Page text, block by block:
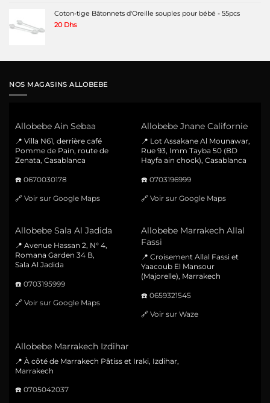
Coton-tige Bâtonnets d'Oreille souples pour bébé - 55pcs
20 Dhs
NOS MAGASINS ALLOBEBE
Allobebe Ain Sebaa
📍 Villa N61, derrière café
Pomme de Pain, route de
Zenata, Casablanca
☎️ 0670030178
🔗 Voir sur Google Maps
Allobebe Jnane Californie
📍 Lot Assakane Al Mounawar,
Rue 93, Imm Tayba 50 (BD
Hayfa ain chock), Casablanca
☎️ 0703196999
🔗 Voir sur Google Maps
Allobebe Sala Al Jadida
📍 Avenue Hassan 2, N° 4,
Romana Garden 34 B,
Sala Al Jadida
☎️ 0703195999
🔗 Voir sur Google Maps
Allobebe Marrakech Allal
Fassi
📍 Croisement Allal Fassi et
Yaacoub El Mansour
(Majorelle), Marrakech
☎️ 0659321545
🔗 Voir sur Waze
Allobebe Marrakech Izdihar
📍 À côté de Marrakech Pâtiss et Iraki, Izdihar,
Marrakech
☎️ 0705042037